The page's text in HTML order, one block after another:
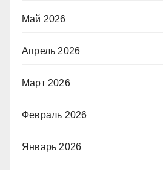
Май 2026
Апрель 2026
Март 2026
Февраль 2026
Январь 2026